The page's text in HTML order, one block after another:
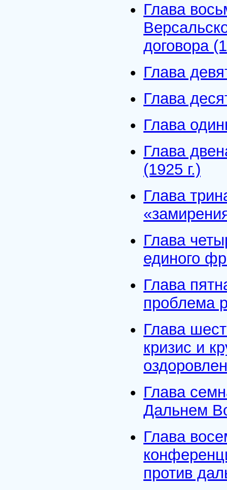
Глава
договора
Глава
Глава
Глава
Глава
(1925 г.)
Глава
Глава
единого
Глава
проблема
Глава
кризис и
Глава
Дальнем
Глава
против